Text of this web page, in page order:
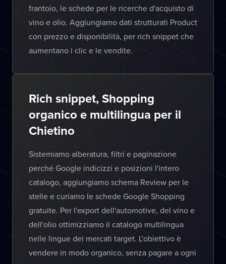
frantoio, le schede per le ricerche d'acquisto di
vino e olio. Aggiungiamo dati strutturati Product
con prezzo e disponibilità, per rich snippet che
aumentano i clic e le vendite.
Rich snippet, Shopping
organico e multilingua per il
Chietino
Sistemiamo alberatura, filtri e paginazione
perché Google indicizzi e posizioni l'intero
catalogo, aggiungiamo schema Review per le
stelle e curiamo le schede Google Shopping
gratuite. Per l'export dell'automotive, del vino e
dell'olio ottimizziamo il catalogo multilingua
nelle lingue dei mercati target. L'obiettivo è
vendere in modo organico, senza pagare a ogni